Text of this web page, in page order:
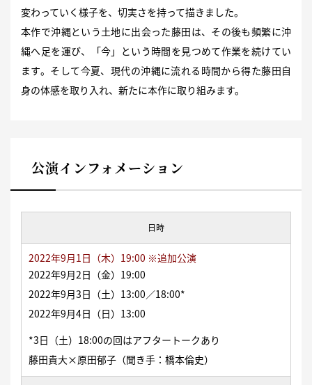
変わっていく様子を、切実さを持って描きました。
本作で沖縄という土地に出会った藤田は、その後も頻繁に沖
縄へ足を運び、「今」という時間を見つめて作業を続けてい
ます。そして今夏、現代の沖縄に流れる時間から得た藤田自
身の体感を取り入れ、新たに本作に取り組みます。
公演インフォメーション
日時
2022年9月1日（木）19:00 ※追加公演
2022年9月2日（金）19:00
2022年9月3日（土）13:00／18:00*
2022年9月4日（日）13:00
*3日（土）18:00の回はアフタートークあり
藤田貴大×原田郁子（聞き手：橋本倫史）